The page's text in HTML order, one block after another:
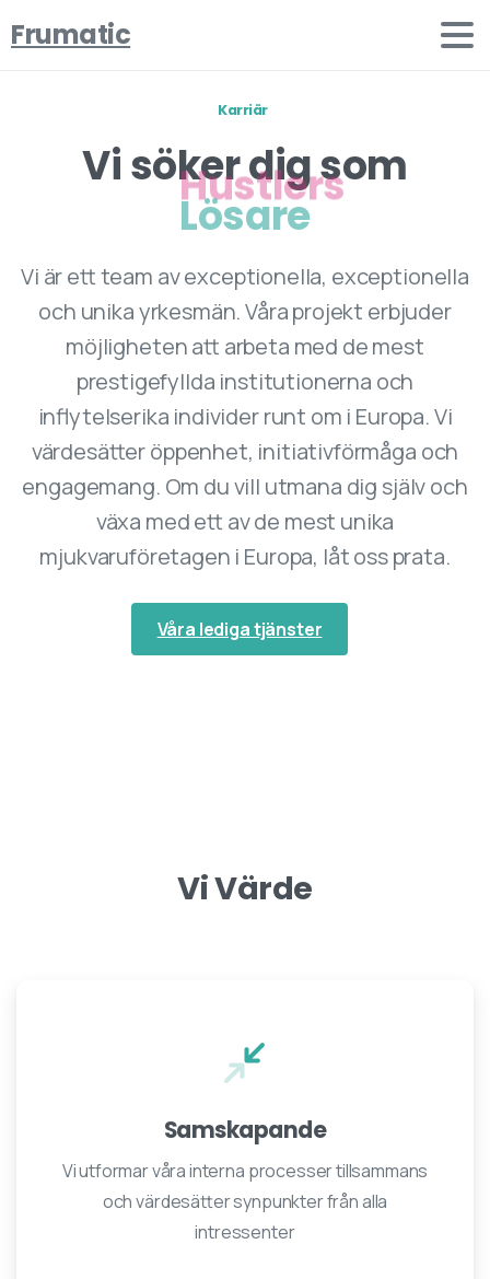
Frumatic
Karriär
Vi söker dig som
Lösare
Vi är ett team av exceptionella, exceptionella
och unika yrkesmän. Våra projekt erbjuder
möjligheten att arbeta med de mest
prestigefyllda institutionerna och
inflytelserika individer runt om i Europa. Vi
värdesätter öppenhet, initiativförmåga och
engagemang. Om du vill utmana dig själv och
växa med ett av de mest unika
mjukvaruföretagen i Europa, låt oss prata.
Våra lediga tjänster
ViVärde
Samskapande
Vi utformar våra interna processer tillsammans
och värdesätter synpunkter från alla
intressenter